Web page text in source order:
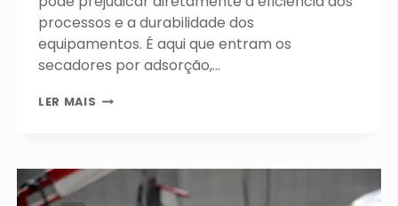
processos e a durabilidade dos
equipamentos. É aqui que entram os
secadores por adsorção,…
LER MAIS SECADOR
INDÚSTRIA
QUÍMICA: